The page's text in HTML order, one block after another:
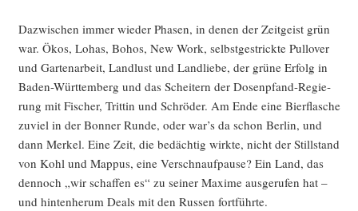
Dazwi­schen immer wie­der Pha­sen, in denen der Zeit­geist grün
war. Ökos, Lohas, Bohos, New Work, selbst­ge­strick­te Pull­over
und Gar­ten­ar­beit, Land­lust und Land­lie­be, der grü­ne Erfolg in
Baden-Würt­tem­berg und das Schei­tern der Dosen­pfand-Regie­
rung mit Fischer, Trit­tin und Schrö­der. Am Ende eine Bier­fla­sche
zuviel in der Bon­ner Run­de, oder war’s da schon Ber­lin, und
dann Mer­kel. Eine Zeit, die bedäch­tig wirk­te, nicht der Still­stand
von Kohl und Map­pus, eine Ver­schnauf­pau­se? Ein Land, das
den­noch „wir schaf­fen es“ zu sei­ner Maxi­me aus­ge­ru­fen hat –
und hin­ten­her­um Deals mit den Rus­sen fortführte.